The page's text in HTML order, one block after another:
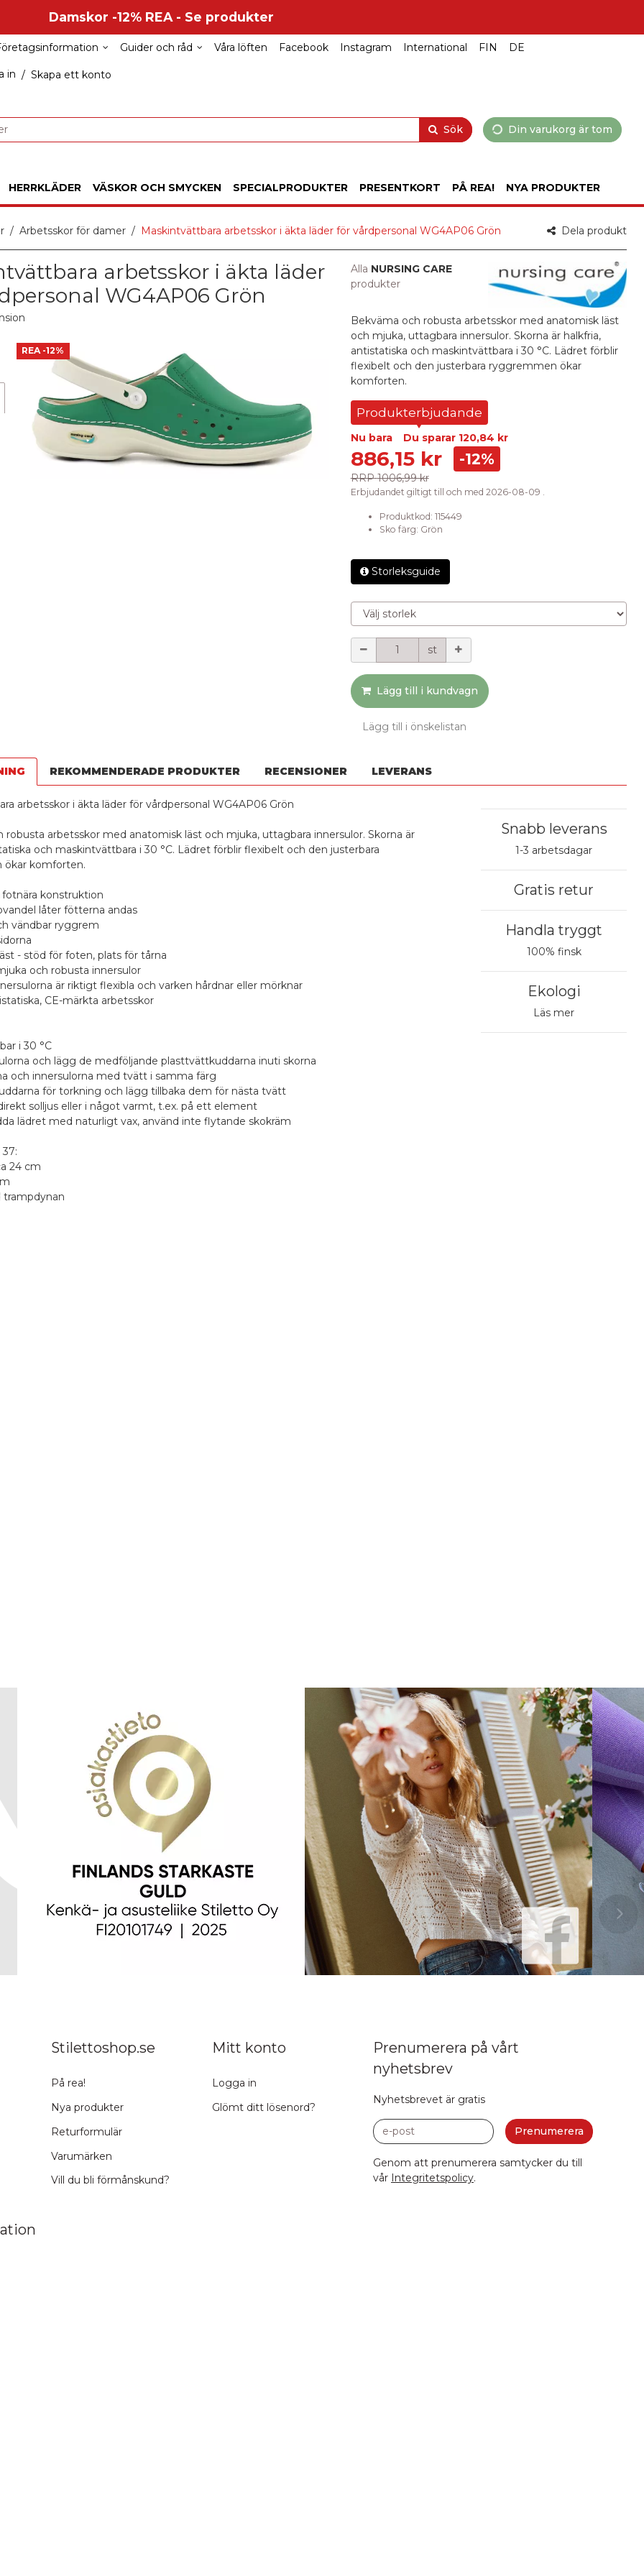
Damskor -12% REA - Se produkter
Guider och råd Våra löften Facebook Instagram International FIN DE
in / Skapa ett konto
Sök Din varukorg är tom
HERRKLÄDER VÄSKOR OCH SMYCKEN SPECIALPRODUKTER PRESENTKORT PÅ REA! NYA PRODUKTER
Dela produkt
Arbetsskor för damer Maskintvättbara arbetsskor i äkta läder för vårdpersonal WG4AP06 Grön
arbetsskor i äkta läder
WG4AP06 Grön
REA -12%
Alla NURSING CARE
produkter
Bekväma och robusta arbetsskor med anatomisk läst
och mjuka, uttagbara innersulor. Skorna är halkfria,
antistatiska och maskintvättbara i 30 °C. Lädret förblir
flexibelt och den justerbara ryggremmen ökar
komforten.
Produkterbjudande
Nu bara Du sparar 120,84 kr
886,15 kr
RRP 1006,99 kr
-12%
Erbjudandet giltigt till och med 2026-08-09 .
Produktkod: 115449
Sko färg: Grön
Storleksguide
Välj storlek
Mängd
st
Lägg till i kundvagn
Lägg till i önskelistan
REKOMMENDERADE PRODUKTER RECENSIONER LEVERANS
arbetsskor i äkta läder för vårdpersonal WG4AP06 Grön
robusta arbetsskor med anatomisk läst och mjuka, uttagbara innersulor. Skorna är
och maskintvättbara i 30 °C. Lädret förblir flexibelt och den justerbara
komforten.
fotnära konstruktion
låter fötterna andas
vändbar ryggrem
- stöd för foten, plats för tårna
och robusta innersulor
är riktigt flexibla och varken hårdnar eller mörknar
CE-märkta arbetsskor
i 30 °C
och lägg de medföljande plasttvättkuddarna inuti skorna
och innersulorna med tvätt i samma färg
för torkning och lägg tillbaka dem för nästa tvätt
solljus eller i något varmt, t.ex. på ett element
lädret med naturligt vax, använd inte flytande skokräm
24 cm
trampdynan
Snabb leverans
1-3 arbetsdagar
Gratis retur
Handla tryggt
100% finsk
Ekologi
Läs mer
Stilettoshop.se
På rea!
Nya produkter
Returformulär
Varumärken
Vill du bli förmånskund?
Mitt konto
Logga in
Glömt ditt lösenord?
Prenumerera på vårt
nyhetsbrev
Nyhetsbrevet är gratis
e-post
Prenumerera
Genom att prenumerera samtycker du till
vår Integritetspolicy.